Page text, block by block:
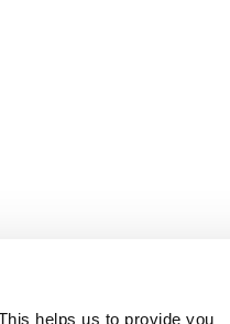
helps us to provide you